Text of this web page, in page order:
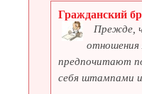
Гражданский
Прежде,
отношения
предпочитают
себя штампами